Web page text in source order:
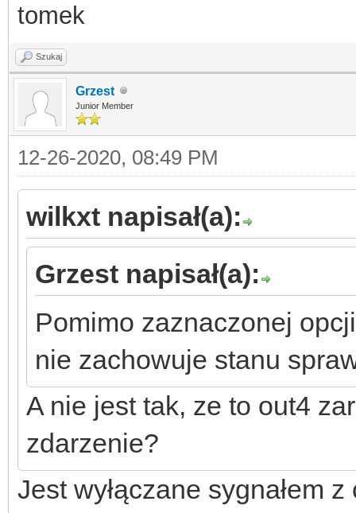
tomek
Szukaj
Grzest
Junior Member
12-26-2020, 08:49 PM
wilkxt napisał(a):
Grzest napisał(a):
Pomimo zaznaczonej
nie zachowuje stanu
A nie jest tak, ze to out4
zdarzenie?
Jest wyłączane sygnałem